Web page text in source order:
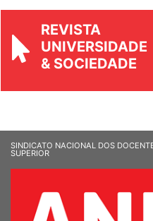
REVISTA
UNIVERSIDADE
& SOCIEDADE
SINDICATO NACIONAL DOS
SUPERIOR